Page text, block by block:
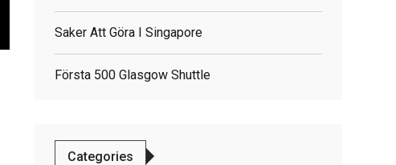
Saker Att Göra I Singapore
Första 500 Glasgow Shuttle
Categories